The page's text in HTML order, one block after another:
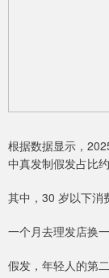
根据数据显示，
中真发制假发占比
其中，30 岁以下消
一个月去理发店换
假发，年轻人的第